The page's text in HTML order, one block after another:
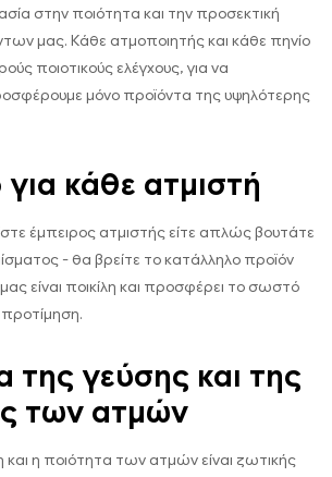
στην ποιότητα και την προσεκτική
μας. Κάθε ατμοποιητής και κάθε πηνίο
ποιοτικούς ελέγχους, για να
μόνο προϊόντα της υψηλότερης
κάθε ατμιστή
έμπειρος ατμιστής είτε απλώς βουτάτε
- θα βρείτε το κατάλληλο προϊόν
είναι ποικίλη και προσφέρει το σωστό
προτίμηση.
της γεύσης και της
των ατμών
και η ποιότητα των ατμών είναι ζωτικής